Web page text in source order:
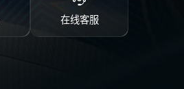
在线客服